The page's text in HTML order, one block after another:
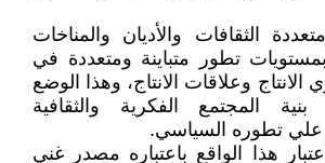
الثقافات والأديان والمناخات
تطور متباينة ومتعددة في
الانتاج وعلاقات الانتاج، وهذا الوضع
المجتمع الفكرية والثقافية
علي تطوره السياسي.
هذا الواقع باعتباره مصدر غني